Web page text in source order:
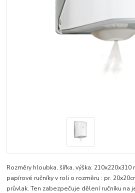
Rozměry hloubka, šířka, výška:
papírové ručníky v roli o rozměru : pr.
průvlak. Ten zabezpečuje dělení ručníku na